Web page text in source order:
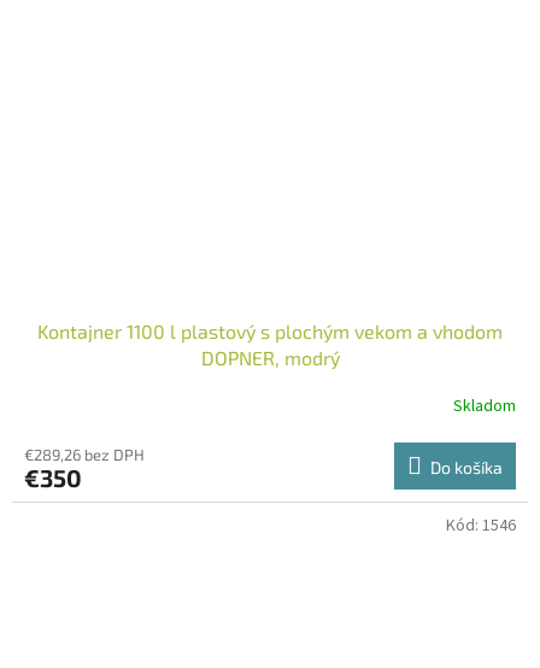
Kontajner 1100 l plastový s plochým vekom a vhodom
DOPNER, modrý
Skladom
€289,26 bez DPH
€350 Do košíka
Kód: 1546